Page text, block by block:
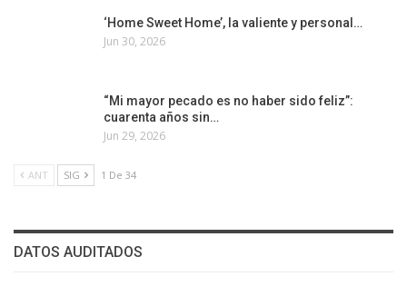
‘Home Sweet Home’, la valiente y personal…
Jun 30, 2026
“Mi mayor pecado es no haber sido feliz”:
cuarenta años sin…
Jun 29, 2026
ANT SIG 1 De 34
DATOS AUDITADOS